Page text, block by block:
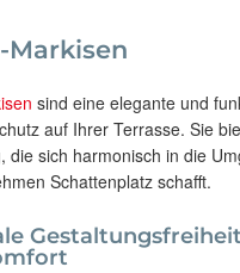
Markisen
sind eine elegante und
auf Ihrer Terrasse. Sie
die sich harmonisch in die
Schattenplatz schafft.